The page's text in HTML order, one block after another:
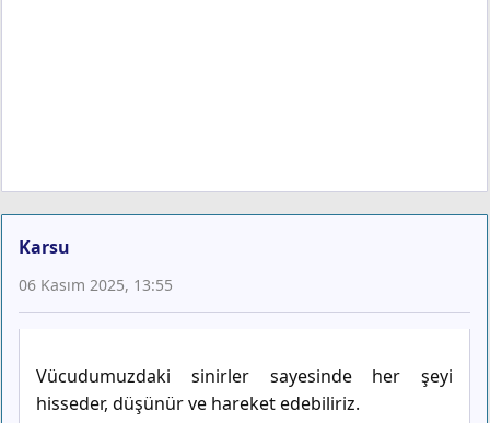
Karsu
06 Kasım 2025, 13:55
Vücudumuzdaki sinirler sayesinde her şeyi
hisseder, düşünür ve hareket edebiliriz.